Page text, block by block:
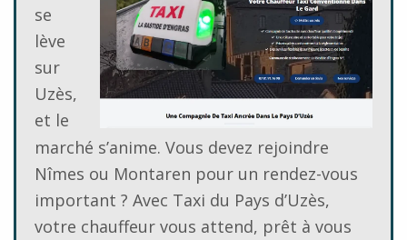
se
lève
sur
Uzès,
et le
marché s’anime. Vous devez rejoindre
Nîmes ou Montaren pour un rendez-vous
important ? Avec Taxi du Pays d’Uzès,
votre chauffeur vous attend, prêt à vous